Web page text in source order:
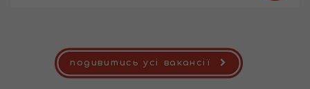
подивитись усі вакансії